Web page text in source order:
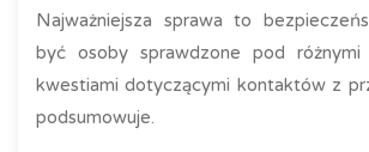
Najważniejsza sprawa to
być osoby sprawdzone pod różnymi
kwestiami dotyczącymi kontaktów z
podsumowuje.